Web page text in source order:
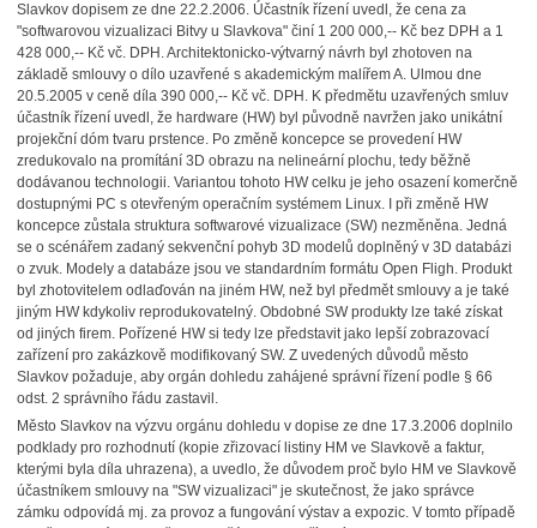
Slavkov dopisem ze dne 22.2.2006. Účastník řízení uvedl, že cena za
"softwarovou vizualizaci Bitvy u Slavkova" činí 1 200 000,-- Kč bez DPH a 1
428 000,-- Kč vč. DPH. Architektonicko-výtvarný návrh byl zhotoven na
základě smlouvy o dílo uzavřené s akademickým malířem A. Ulmou dne
20.5.2005 v ceně díla 390 000,-- Kč vč. DPH. K předmětu uzavřených smluv
účastník řízení uvedl, že hardware (HW) byl původně navržen jako unikátní
projekční dóm tvaru prstence. Po změně koncepce se provedení HW
zredukovalo na promítání 3D obrazu na nelineární plochu, tedy běžně
dodávanou technologii. Variantou tohoto HW celku je jeho osazení komerčně
dostupnými PC s otevřeným operačním systémem Linux. I při změně HW
koncepce zůstala struktura softwarové vizualizace (SW) nezměněna. Jedná
se o scénářem zadaný sekvenční pohyb 3D modelů doplněný v 3D databázi
o zvuk. Modely a databáze jsou ve standardním formátu Open Fligh. Produkt
byl zhotovitelem odlaďován na jiném HW, než byl předmět smlouvy a je také
jiným HW kdykoliv reprodukovatelný. Obdobné SW produkty lze také získat
od jiných firem. Pořízené HW si tedy lze představit jako lepší zobrazovací
zařízení pro zakázkově modifikovaný SW. Z uvedených důvodů město
Slavkov požaduje, aby orgán dohledu zahájené správní řízení podle § 66
odst. 2 správního řádu zastavil.
Město Slavkov na výzvu orgánu dohledu v dopise ze dne 17.3.2006 doplnilo
podklady pro rozhodnutí (kopie zřizovací listiny HM ve Slavkově a faktur,
kterými byla díla uhrazena), a uvedlo, že důvodem proč bylo HM ve Slavkově
účastníkem smlouvy na "SW vizualizaci" je skutečnost, že jako správce
zámku odpovídá mj. za provoz a fungování výstav a expozic. V tomto případě